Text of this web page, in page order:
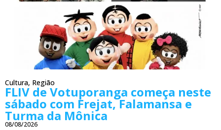
Cultura, Região
FLIV de Votuporanga começa neste
sábado com Frejat, Falamansa e
Turma da Mônica
08/08/2026